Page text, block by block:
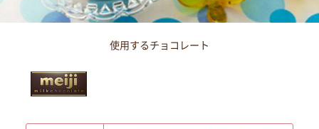
使用するチョコレート